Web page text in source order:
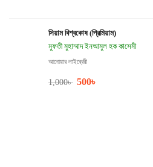
সিয়াম বিশ্বকোষ (প্রিমিয়াম)
মুফতী মুহাম্মাদ ইনআমুল হক কাসেমী
আনোয়ার লাইব্রেরী
1,000৳ 500৳